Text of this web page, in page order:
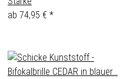
ab 74,95 € *